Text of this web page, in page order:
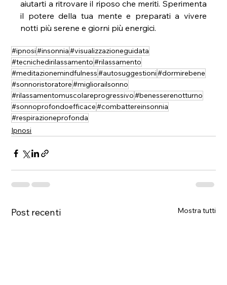
aiutarti a ritrovare il riposo che meriti. Sperimenta
il potere della tua mente e preparati a vivere
notti più serene e giorni più energici.
#ipnosi#insonnia#visualizzazioneguidata
#tecnichedirilassamento#rilassamento
#meditazionemindfulness#autosuggestioni#dormirebene
#sonnoristoratore#migliorailsonno
#rilassamentomuscolareprogressivo#benesserenotturno
#sonnoprofondoefficace#combattereinsonnia
#respirazioneprofonda
Ipnosi
Post recenti Mostra tutti